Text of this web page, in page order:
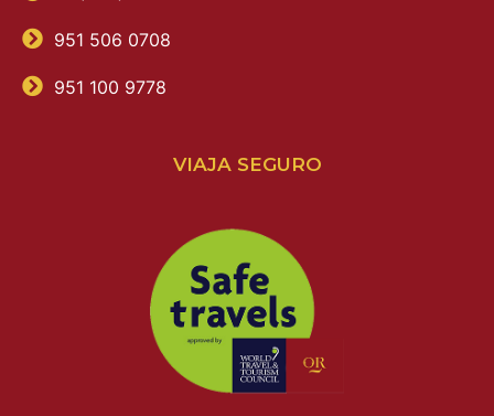
951 506 0708
951 100 9778
VIAJA SEGURO